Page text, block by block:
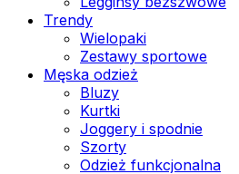
Trendy
Wielopaki
Zestawy sportowe
Męska odzież
Bluzy
Kurtki
Joggery i spodnie
Szorty
Odzież funkcjonalna